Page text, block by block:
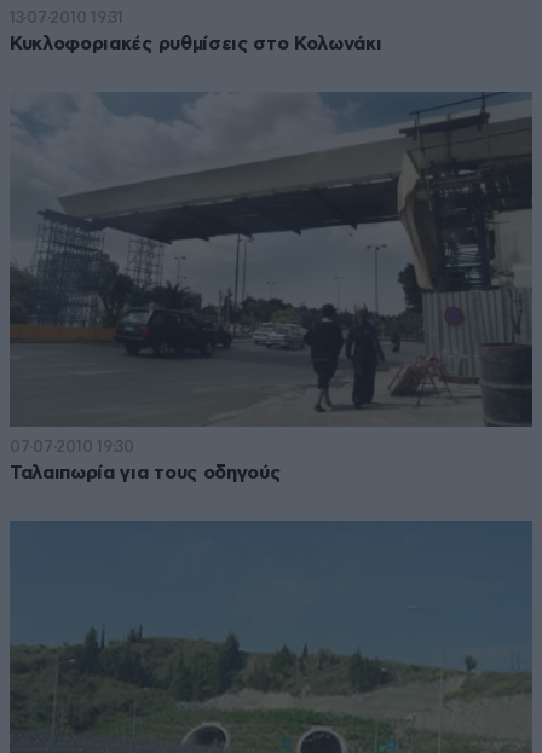
13·07·2010 19:31
Κυκλοφοριακές ρυθμίσεις στο Κολωνάκι
07·07·2010 19:30
Ταλαιπωρία για τους οδηγούς